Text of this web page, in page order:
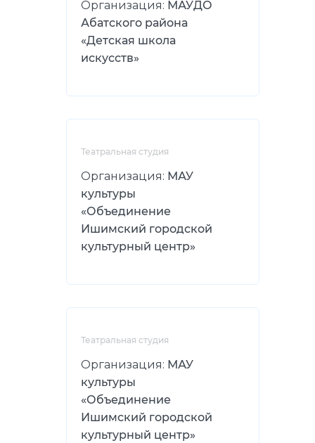
Организация: МАУДО
Абатского района
«Детская школа
искусств»
Театральная студия
Организация: МАУ
культуры
«Объединение
Ишимский городской
культурный центр»
Театральная студия
Организация: МАУ
культуры
«Объединение
Ишимский городской
культурный центр»